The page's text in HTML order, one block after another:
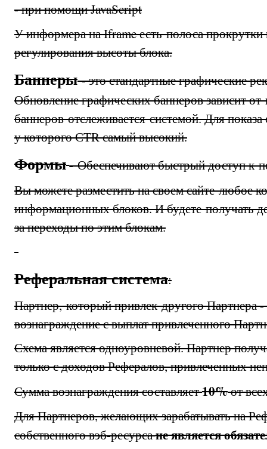
- при помощи JavaScript
У информера на Iframe есть полоса
регулирования высоты блока.
Баннеры- это стандартные графические
Обновление графических баннеров зависит
баннеров отслеживается системой. Для
у которого СTR самый высокий.
Формы- Обеспечивают быстрый доступ к
Вы можете разместить на своем сайте любое
информационных блоков. И будете получать
за переходы по этим блокам.
Реферальная система:
Партнер, который привлек другого Партнера
вознаграждение с выплат привлеченного
Схема является одноуровневой. Партнер
только с доходов Рефералов, привлеченных
Сумма вознаграждения составляет10%от
Для Партнеров, желающих зарабатывать на
собственного вэб-ресурсане является